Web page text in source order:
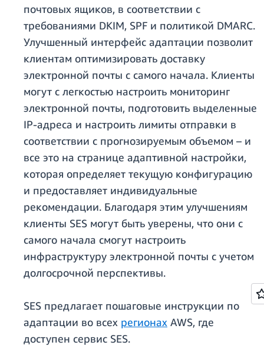
почтовых ящиков, в соответствии с
требованиями DKIM, SPF и политикой DMARC.
Улучшенный интерфейс адаптации позволит
клиентам оптимизировать доставку
электронной почты с самого начала. Клиенты
могут с легкостью настроить мониторинг
электронной почты, подготовить выделенные
IP-адреса и настроить лимиты отправки в
соответствии с прогнозируемым объемом – и
все это на странице адаптивной настройки,
которая определяет текущую конфигурацию
и предоставляет индивидуальные
рекомендации. Благодаря этим улучшениям
клиенты SES могут быть уверены, что они с
самого начала смогут настроить
инфраструктуру электронной почты с учетом
долгосрочной перспективы.
SES предлагает пошаговые инструкции по
адаптации во всех регионах AWS, где
доступен сервис SES.